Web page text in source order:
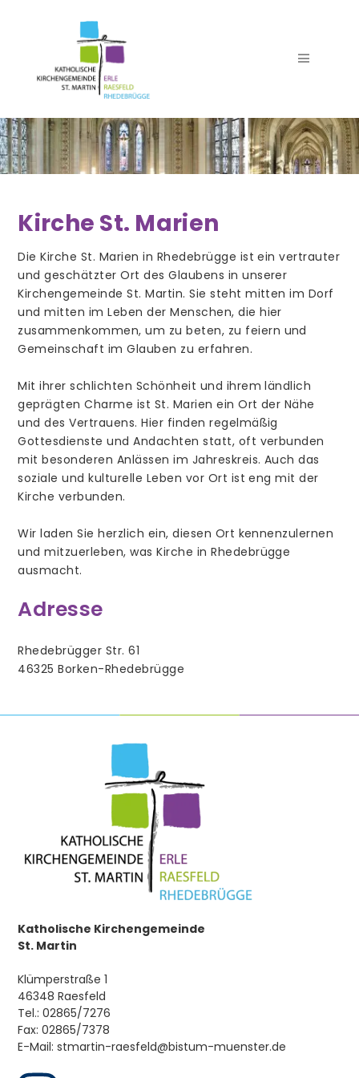
Team Pfarrbüro
Verwaltung
Team Küster
Trauer- und Begräbnisdienst
weitere Mitarbeiter/innen
Prävention
Gottesdienste
Aus der Gemeinde
Taufe
Erstkommunion
Beauftragung/Weihe
Krankensalbung
Pfarrei
Über Uns
Pastoralplan
Kirche St. Marien
Die Kirche St. Marien in Rhedebrügge ist ein vertrauter
und geschätzter Ort des Glaubens in unserer
Kirchengemeinde St. Martin. Sie steht mitten im Dorf
und mitten im Leben der Menschen, die hier
zusammenkommen, um zu beten, zu feiern und
Gemeinschaft im Glauben zu erfahren.
Mit ihrer schlichten Schönheit und ihrem ländlich
geprägten Charme ist St. Marien ein Ort der Nähe
und des Vertrauens. Hier finden regelmäßig
Gottesdienste und Andachten statt, oft verbunden
mit besonderen Anlässen im Jahreskreis. Auch das
soziale und kulturelle Leben vor Ort ist eng mit der
Kirche verbunden.
Wir laden Sie herzlich ein, diesen Ort kennenzulernen
und mitzuerleben, was Kirche in Rhedebrügge
ausmacht.
Adresse
Rhedebrügger Str. 61
46325 Borken-Rhedebrügge
Katholische Kirchengemeinde
St. Martin
Klümperstraße 1
46348 Raesfeld
Tel.: 02865/7276
Fax: 02865/7378
E-Mail: stmartin-raesfeld@bistum-muenster.de